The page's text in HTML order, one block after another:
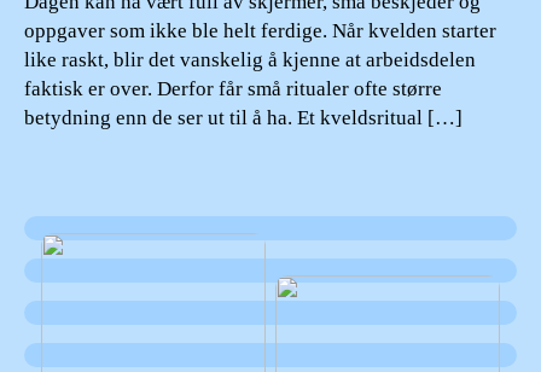
oppgaver som ikke ble helt ferdige. Når kvelden starter
like raskt, blir det vanskelig å kjenne at arbeidsdelen
faktisk er over. Derfor får små ritualer ofte større
betydning enn de ser ut til å ha. Et kveldsritual […]